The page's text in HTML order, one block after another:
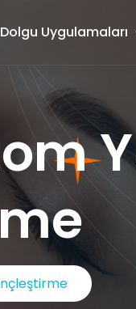
Dolgu Uygulamaları